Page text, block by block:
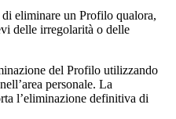
eliminare un Profilo qualora,
delle irregolarità o delle
del Profilo utilizzando
personale. La
l’eliminazione definitiva di